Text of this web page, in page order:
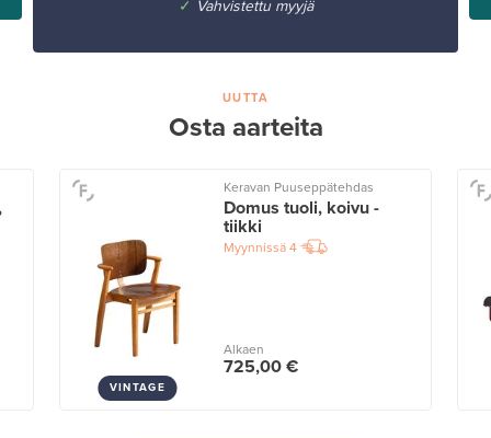
✓ Vahvistettu myyjä
UUTTA
Osta aarteita
VINTAGE
Keravan Puuseppätehdas
Domus tuoli, koivu -
tiikki
Myynnissä4
Alkaen
725,00 €